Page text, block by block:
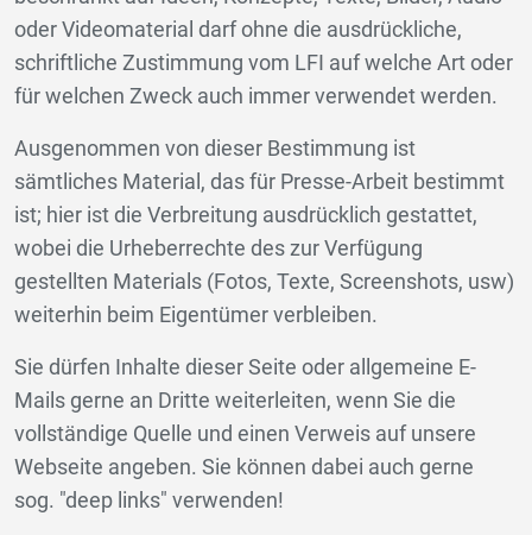
oder Videomaterial darf ohne die ausdrückliche,
schriftliche Zustimmung vom LFI auf welche Art oder
für welchen Zweck auch immer verwendet werden.
Ausgenommen von dieser Bestimmung ist
sämtliches Material, das für Presse-Arbeit bestimmt
ist; hier ist die Verbreitung ausdrücklich gestattet,
wobei die Urheberrechte des zur Verfügung
gestellten Materials (Fotos, Texte, Screenshots, usw)
weiterhin beim Eigentümer verbleiben.
Sie dürfen Inhalte dieser Seite oder allgemeine E-
Mails gerne an Dritte weiterleiten, wenn Sie die
vollständige Quelle und einen Verweis auf unsere
Webseite angeben. Sie können dabei auch gerne
sog. "deep links" verwenden!